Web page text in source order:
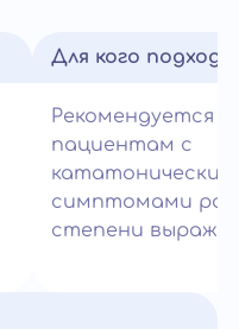
Для кого
Рекомендуется
пациентам с
симптомами
степени